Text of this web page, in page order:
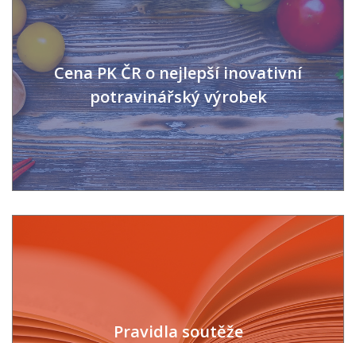
Cena PK ČR o nejlepší inovativní
potravinářský výrobek
Pravidla soutěže